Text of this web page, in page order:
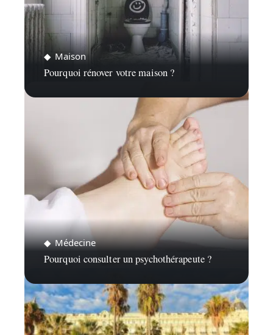
Maison
Pourquoi rénover votre maison ?
Médecine
Pourquoi consulter un psychothérapeute ?